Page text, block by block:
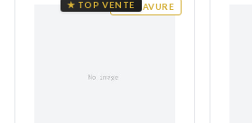
GRAVURE
★ TOP VENTE